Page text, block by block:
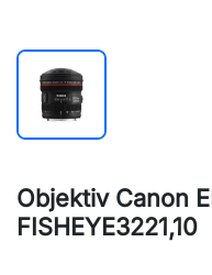
Objektiv Canon
FISHEYE3221,10